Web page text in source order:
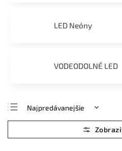
LED Neóny
VODEODOLNÉ LED
Najpredávanejšie
Najlacnejšie
Najdrahšie